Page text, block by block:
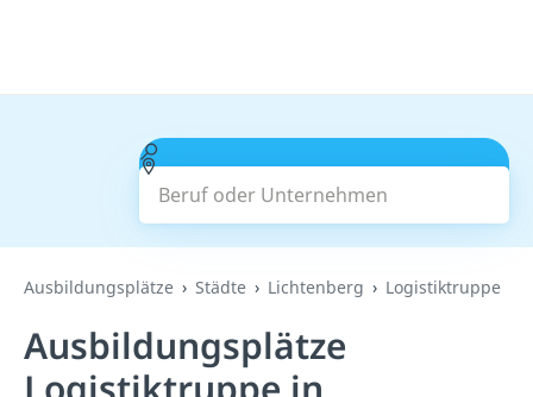
Beruf oder Unternehmen
Suchen
Ausbildungsplätze Städte Lichtenberg Logistiktruppe
Ausbildungsplätze